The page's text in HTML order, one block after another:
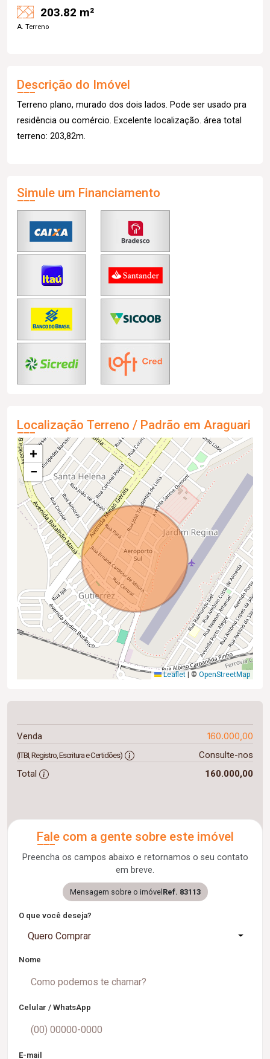
203.82 m²
A. Terreno
Descrição do Imóvel
Terreno plano, murado dos dois lados. Pode ser usado pra
residência ou comércio. Excelente localização. área total
terreno: 203,82m.
Simule um Financiamento
Localização Terreno / Padrão em Araguari
+
−
Leaflet | © OpenStreetMap
Venda 160.000,00
(ITBI, Registro, Escritura e Certidões)
Consulte-nos
Total
160.000,00
Fale com a gente sobre este imóvel
Preencha os campos abaixo e retornamos o seu contato
em breve.
Mensagem sobre o imóvelRef. 83113
O que você deseja?
Quero Comprar
Nome
Celular / WhatsApp
E-mail